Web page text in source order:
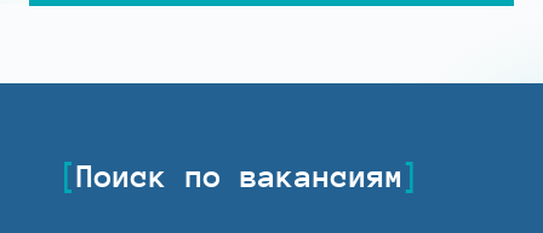
Поиск по вакансиям